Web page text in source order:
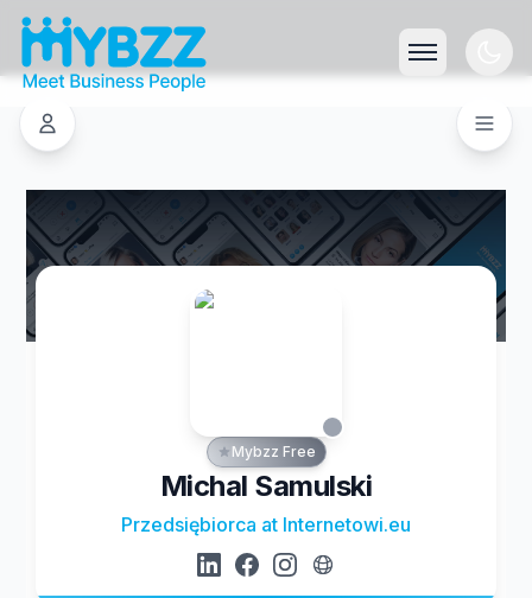
Mybzz Free
Michal Samulski
Przedsiębiorca at Internetowi.eu